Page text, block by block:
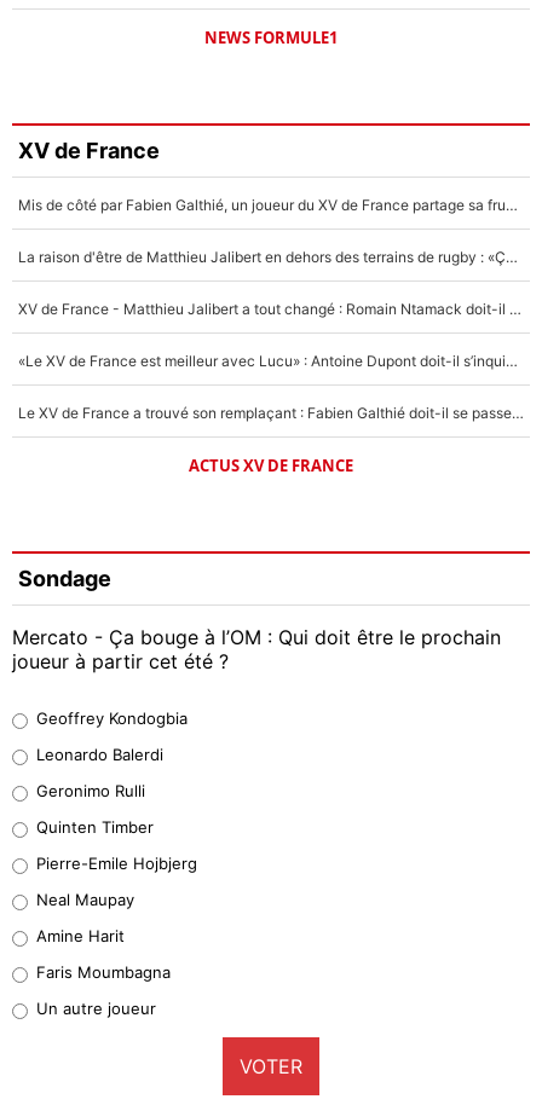
NEWS FORMULE1
XV de France
Mis de côté par Fabien Galthié, un joueur du XV de France partage sa frustration : «ils ne me l’ont pas dit tout de suite»
La raison d'être de Matthieu Jalibert en dehors des terrains de rugby : «Ça m'atteint autant que si tu touches à un membre de ma famille»
XV de France - Matthieu Jalibert a tout changé : Romain Ntamack doit-il s’inquiéter pour sa place à un an de la Coupe du monde ?
«Le XV de France est meilleur avec Lucu» : Antoine Dupont doit-il s’inquiéter pour sa place ?
Le XV de France a trouvé son remplaçant : Fabien Galthié doit-il se passer d'Antoine Dupont ?
ACTUS XV DE FRANCE
Sondage
Mercato - Ça bouge à l’OM : Qui doit être le prochain
joueur à partir cet été ?
38%
32%
5%
1%
9%
Geoffrey Kondogbia
Leonardo Balerdi
Geronimo Rulli
Quinten Timber
Pierre-Emile Hojbjerg
Neal Maupay
Amine Harit
Faris Moumbagna
Un autre joueur
VOTER